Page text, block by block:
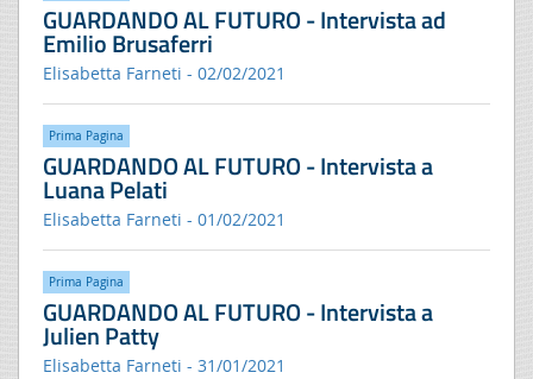
GUARDANDO AL FUTURO - Intervista ad
Emilio Brusaferri
Elisabetta Farneti - 02/02/2021
Prima Pagina
GUARDANDO AL FUTURO - Intervista a
Luana Pelati
Elisabetta Farneti - 01/02/2021
Prima Pagina
GUARDANDO AL FUTURO - Intervista a
Julien Patty
Elisabetta Farneti - 31/01/2021